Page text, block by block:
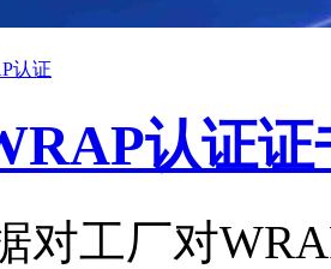
认证
认证
对工厂对